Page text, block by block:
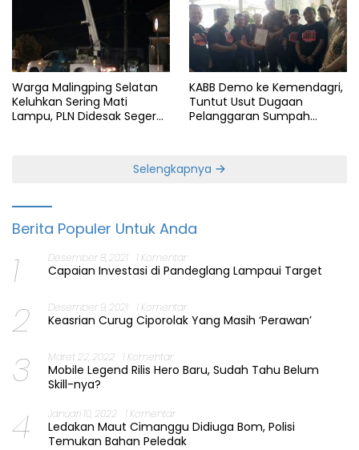
Warga Malingping Selatan
Keluhkan Sering Mati
Lampu, PLN Didesak Segera
KABB Demo ke Kemendagri,
Tuntut Usut Dugaan
Pelanggaran Sumpah
Selengkapnya
Berita Populer Untuk Anda
1 Desember 8, 2021 1 Komentar
Capaian Investasi di Pandeglang Lampaui Target
2 Desember 9, 2021 1 Komentar
Keasrian Curug Ciporolak Yang Masih ‘Perawan’
3 Maret 22, 2022 1 Komentar
Mobile Legend Rilis Hero Baru, Sudah Tahu Belum
Skill-nya?
4 Januari 10, 2022 1 Komentar
Ledakan Maut Cimanggu Didiuga Bom, Polisi
Temukan Bahan Peledak